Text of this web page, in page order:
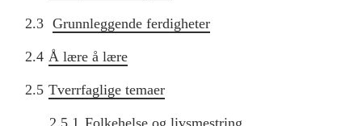
2.3 Grunnleggende ferdigheter
2.4 Å lære å lære
2.5 Tverrfaglige temaer